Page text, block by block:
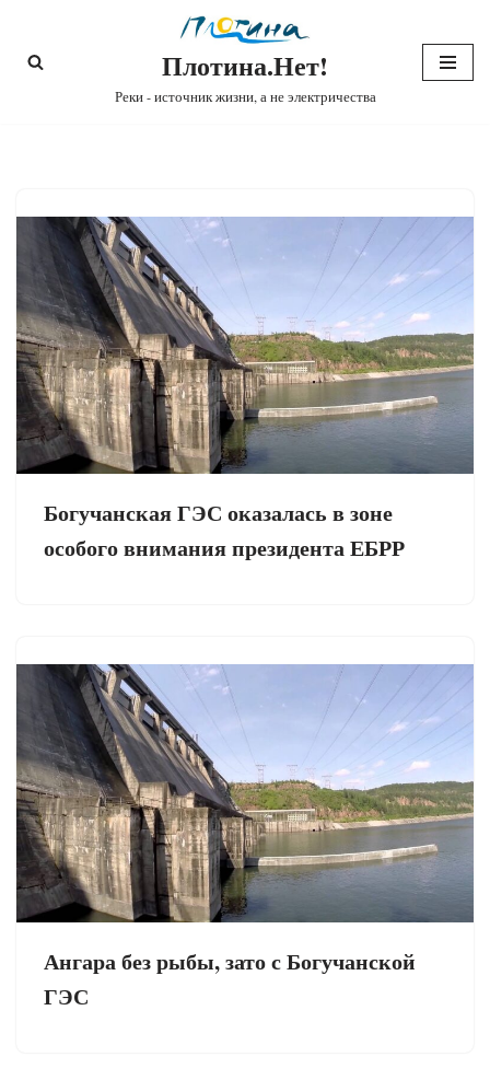
Перейти
Плотина.Нет!
Реки - источник жизни, а не электричества
Богучанская ГЭС оказалась в зоне
особого внимания президента ЕБРР
Ангара без рыбы, зато с Богучанской
ГЭС